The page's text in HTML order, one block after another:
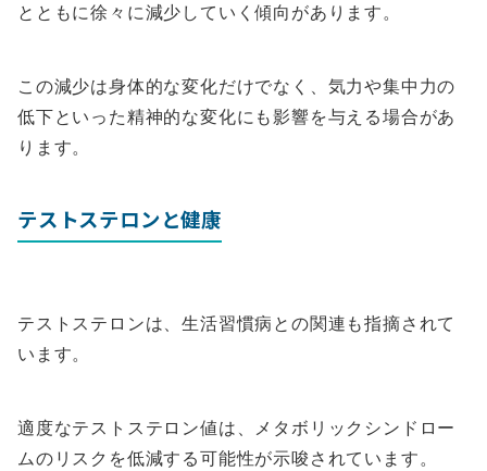
とともに徐々に減少していく傾向があります。
この減少は身体的な変化だけでなく、気力や集中力の
低下といった精神的な変化にも影響を与える場合があ
ります。
テストステロンと健康
テストステロンは、生活習慣病との関連も指摘されて
います。
適度なテストステロン値は、メタボリックシンドロー
ムのリスクを低減する可能性が示唆されています。